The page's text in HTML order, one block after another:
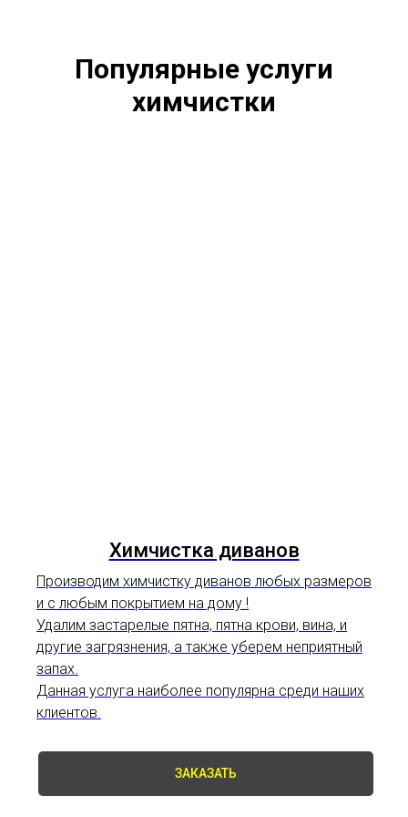
Популярные услуги
химчистки
Химчистка диванов
Производим химчистку диванов любых размеров
и с любым покрытием на дому !
Удалим застарелые пятна, пятна крови, вина, и
другие загрязнения, а также уберем неприятный
запах.
Данная услуга наиболее популярна среди наших
клиентов.
ЗАКАЗАТЬ